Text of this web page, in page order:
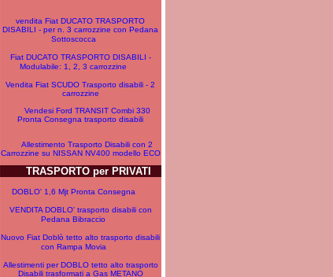
vendita Fiat DUCATO TRASPORTO
DISABILI - per n. 3 carrozzine con Pedana
Sottoscocca
Fiat DUCATO TRASPORTO DISABILI -
Modulabile: 1, 2, 3 carrozzine
Vendita Fiat SCUDO Trasporto disabili - 2
carrozzine
Vendesi Ford TRANSIT Combi 330
Pronta Consegna trasporto disabili
Allestimento Trasporto Disabili con 2
Carrozzine su NISSAN NV400 modello ECO
TRASPORTO per PRIVATI
DOBLO' 1,6 Mjt Pronta Consegna
VENDITA DOBLO' trasporto disabili con
Pedana Bibraccio
Nuovo Fiat Doblò tetto alto trasporto disabili
con Rampa Movia
Allestimenti per DOBLO tetto alto trasporto
Disabili trasformati a Gas METANO